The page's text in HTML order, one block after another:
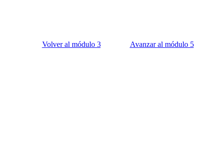
Volver al módulo 3 Avanzar al módulo 5